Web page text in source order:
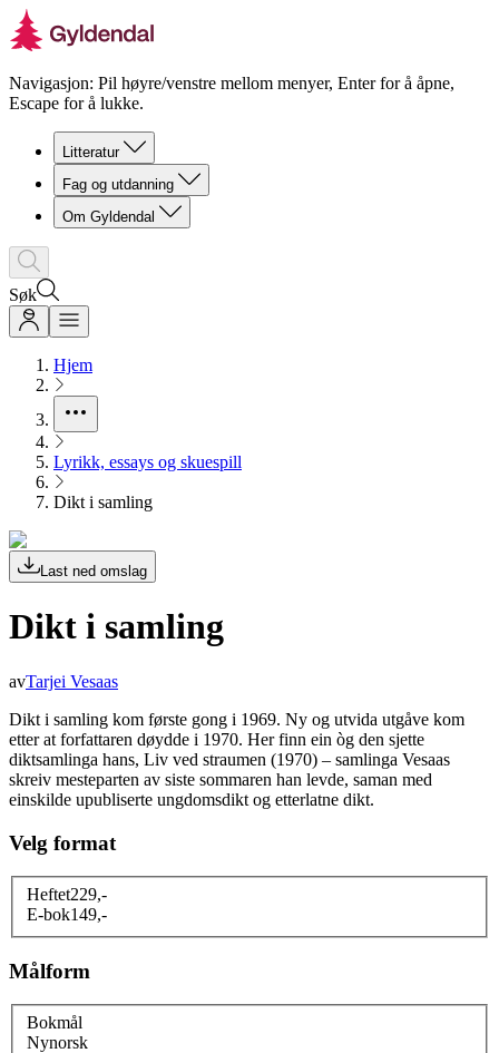
Navigasjon: Pil høyre/venstre mellom menyer, Enter for å åpne,
Escape for å lukke.
Litteratur
Fag og utdanning
Om Gyldendal
Søk
Hjem
Lyrikk, essays og skuespill
Dikt i samling
Last ned omslag
Dikt i samling
avTarjei Vesaas
Dikt i samling kom første gong i 1969. Ny og utvida utgåve kom
etter at forfattaren døydde i 1970. Her finn ein òg den sjette
diktsamlinga hans, Liv ved straumen (1970) – samlinga Vesaas
skreiv mesteparten av siste sommaren han levde, saman med
einskilde upubliserte ungdomsdikt og etterlatne dikt.
Velg format
Heftet229,-
E-bok149,-
Målform
Bokmål
Nynorsk